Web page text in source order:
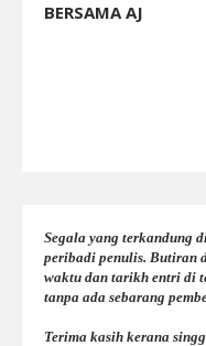
BERSAMA AJ
Segala yang terkandung
peribadi penulis. Butiran
waktu dan tarikh entri di
tanpa ada sebarang
Terima kasih kerana